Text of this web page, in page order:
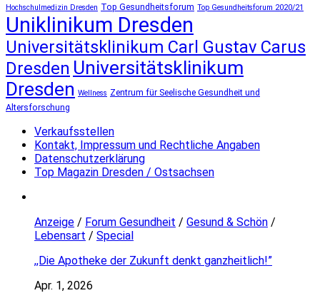
Hochschulmedizin Dresden Top Gesundheitsforum Top Gesundheitsforum 2020/21
Uniklinikum Dresden
Universitätsklinikum Carl Gustav Carus
Dresden Universitätsklinikum
Dresden Wellness Zentrum für Seelische Gesundheit und
Altersforschung
Verkaufsstellen
Kontakt, Impressum und Rechtliche Angaben
Datenschutzerklärung
Top Magazin Dresden / Ostsachsen
Anzeige / Forum Gesundheit / Gesund & Schön /
Lebensart / Special
,,Die Apotheke der Zukunft denkt ganzheitlich!”
Apr. 1, 2026